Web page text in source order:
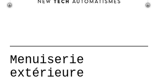
Menuiserie
extérieure